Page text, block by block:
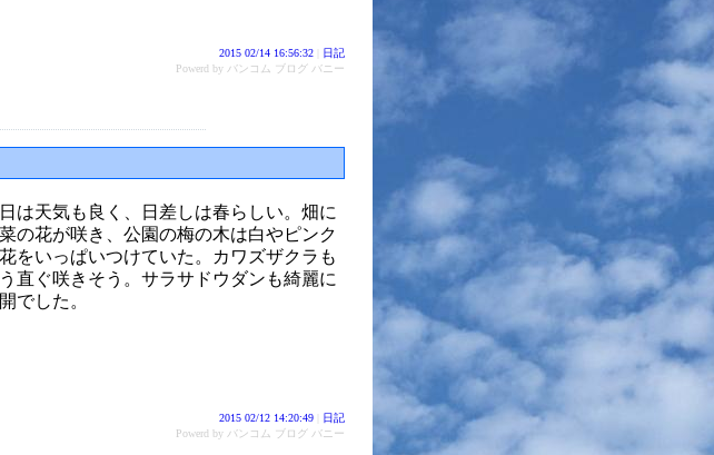
2015 02/14 16:56:32
日記
Powerd by バンコム ブログ バニー
は天気も良く、日差しは春らしい。畑に
の花が咲き、公園の梅の木は白やピンク
をいっぱいつけていた。カワズザクラも
直ぐ咲きそう。サラサドウダンも綺麗に
でした。
2015 02/12 14:20:49
日記
Powerd by バンコム ブログ バニー